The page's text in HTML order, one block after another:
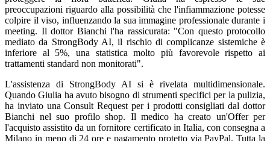
preoccupazioni riguardo alla possibilità che l'infiammazione potesse
colpire il viso, influenzando la sua immagine professionale durante i
meeting. Il dottor Bianchi l'ha rassicurata: "Con questo protocollo
mediato da StrongBody AI, il rischio di complicanze sistemiche è
inferiore al 5%, una statistica molto più favorevole rispetto ai
trattamenti standard non monitorati".
L'assistenza di StrongBody AI si è rivelata multidimensionale.
Quando Giulia ha avuto bisogno di strumenti specifici per la pulizia,
ha inviato una Consult Request per i prodotti consigliati dal dottor
Bianchi nel suo profilo shop. Il medico ha creato un'Offer per
l'acquisto assistito da un fornitore certificato in Italia, con consegna a
Milano in meno di 24 ore e pagamento protetto via PayPal. Tutta la